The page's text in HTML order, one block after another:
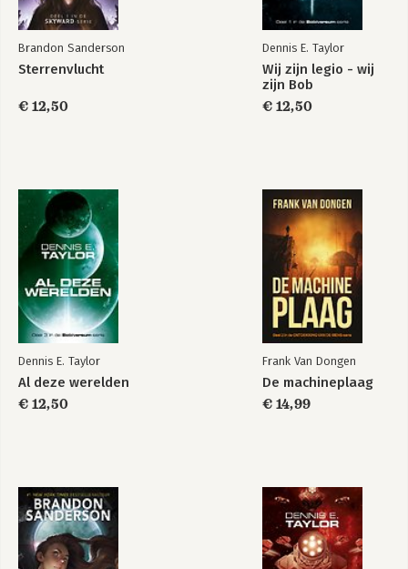
Brandon Sanderson
Sterrenvlucht
€ 12,50
Dennis E. Taylor
Wij zijn legio - wij
zijn Bob
€ 12,50
Dennis E. Taylor
Al deze werelden
€ 12,50
Frank Van Dongen
De machineplaag
€ 14,99